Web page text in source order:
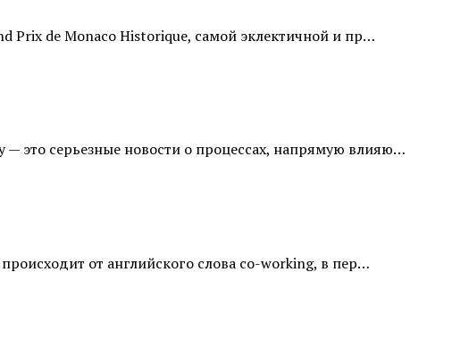
Prix de Monaco Historique, самой эклектичной и пр…
это серьезные новости о процессах, напрямую влияю…
от английского слова co-working, в пер…